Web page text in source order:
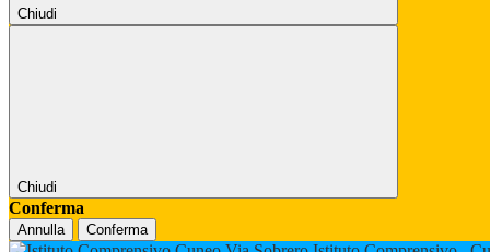
Chiudi
Chiudi
Conferma
Annulla Conferma